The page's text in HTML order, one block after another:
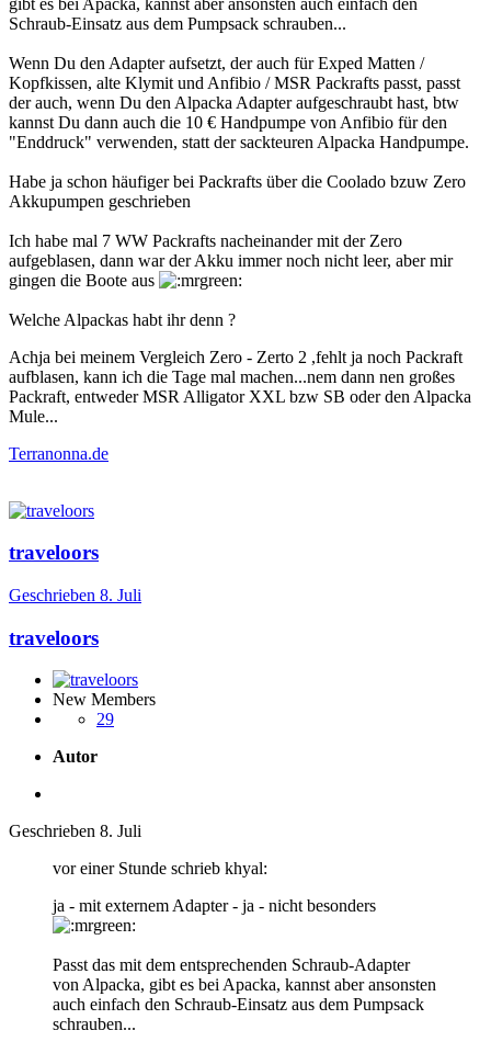
Schraub-Einsatz aus dem Pumpsack schrauben...
Wenn Du den Adapter aufsetzt, der auch für Exped Matten /
Kopfkissen, alte Klymit und Anfibio / MSR Packrafts passt, passt
der auch, wenn Du den Alpacka Adapter aufgeschraubt hast, btw
kannst Du dann auch die 10 € Handpumpe von Anfibio für den
"Enddruck" verwenden, statt der sackteuren Alpacka Handpumpe.
Habe ja schon häufiger bei Packrafts über die Coolado bzuw Zero
Akkupumpen geschrieben
Ich habe mal 7 WW Packrafts nacheinander mit der Zero
aufgeblasen, dann war der Akku immer noch nicht leer, aber mir
gingen die Boote aus
Welche Alpackas habt ihr denn ?
Achja bei meinem Vergleich Zero - Zerto 2 ,fehlt ja noch Packraft
aufblasen, kann ich die Tage mal machen...nem dann nen großes
Packraft, entweder MSR Alligator XXL bzw SB oder den Alpacka
Mule...
Terranonna.de
traveloors
Geschrieben 8. Juli
traveloors
New Members
29
Autor
Geschrieben 8. Juli
vor einer Stunde schrieb khyal:
ja - mit externem Adapter - ja - nicht besonders
Passt das mit dem entsprechenden Schraub-Adapter
von Alpacka, gibt es bei Apacka, kannst aber ansonsten
auch einfach den Schraub-Einsatz aus dem Pumpsack
schrauben...